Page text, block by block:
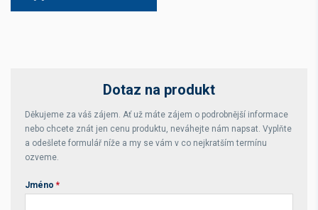
Dotaz na produkt
Děkujeme za váš zájem. Ať už máte zájem o podrobnější informace
nebo chcete znát jen cenu produktu, neváhejte nám napsat. Vyplňte
a odešlete formulář níže a my se vám v co nejkratším termínu
ozveme.
Jméno *